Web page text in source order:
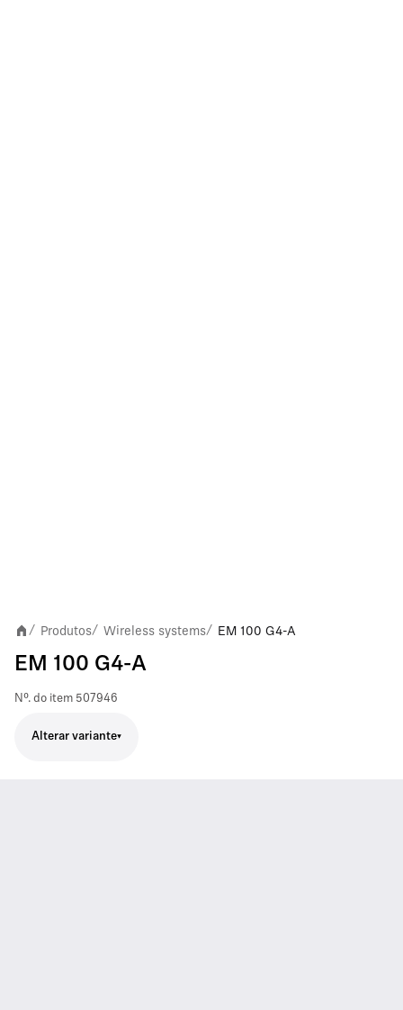
/ Produtos/ Wireless systems/ EM 100 G4-A
EM 100 G4-A
Nº. do item 507946
Alterar variante